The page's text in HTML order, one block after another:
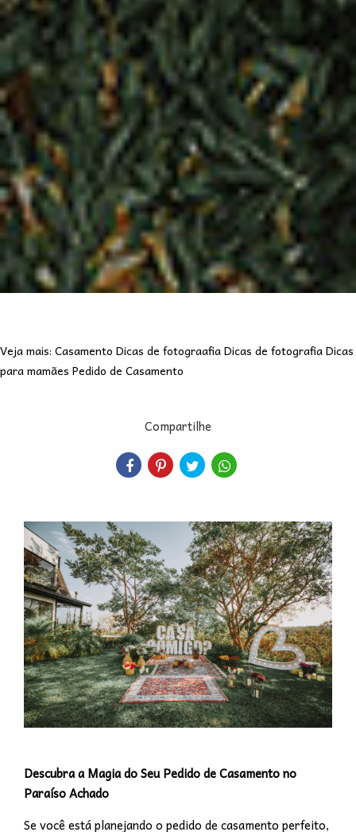
Veja mais: Casamento Dicas de fotograafiaDicas de fotografiaDicas
para mamães Pedido de Casamento
Compartilhe
Descubra a Magia do Seu Pedido de Casamento no
Paraíso Achado
Se você está planejando o pedido de casamento perfeito,